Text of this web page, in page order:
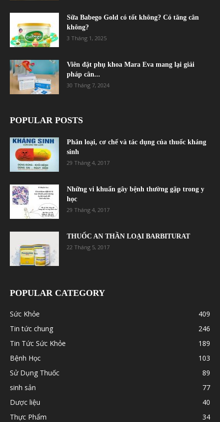
Sữa Babego Gold có tốt không? Có tăng cân
không?
3 Tháng 1, 2025
Viên đặt phụ khoa Mara Eva mang lại giải
pháp cân...
30 Tháng 7, 2024
POPULAR POSTS
Phân loại, cơ chế và tác dụng của thuốc kháng
sinh
29 Tháng 4, 2017
Những vi khuẩn gây bệnh thường gặp trong y
học
29 Tháng 4, 2017
THUỐC AN THẦN LOẠI BARBITURAT
22 Tháng 5, 2017
POPULAR CATEGORY
Sức Khỏe
409
Tin tức chung
246
Tin Tức Sức Khỏe
189
Bệnh Học
103
Sử Dụng Thuốc
89
sinh sản
77
Dược liệu
40
Thực Phẩm
34